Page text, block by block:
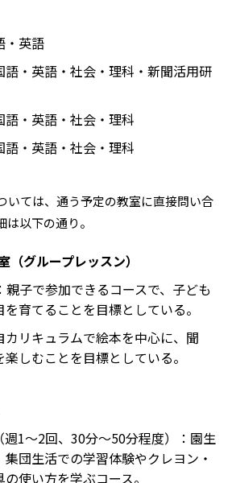
人的な教育に取り組んでいる点も、
う。
デメリットがある？
としては、基礎をより重視している
足りなく感じる可能性がある点だろ
合は、近くの教室に問い合わせてみ
・英語
語・英語・社会・理科・新聞活用研
語・英語・社会・理科
・英語・社会・理科
いては、通う予定の教室に直接問い合
以下の通り。
（グループレッスン）
子で参加できるコースで、子ども
育てることを目標としている。
カリキュラムで絵本を中心に、聞
しむことを目標としている。
1～2回、30分～50分程度）：園生
団生活での学習体験やクレヨン・
使い方を学ぶコース。